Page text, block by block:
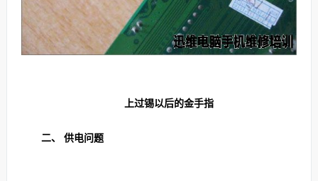
上过锡以后的金手指
二、 供电问题